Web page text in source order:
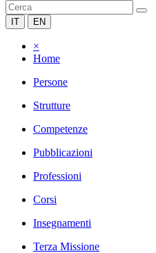
IT EN
×
Home
Persone
Strutture
Competenze
Pubblicazioni
Professioni
Corsi
Insegnamenti
Terza Missione